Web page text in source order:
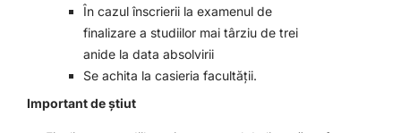
În cazul înscrierii la examenul de
finalizare a studiilor mai târziu de trei
anide la data absolvirii
Se achita la casieria facultății.
Important de știut